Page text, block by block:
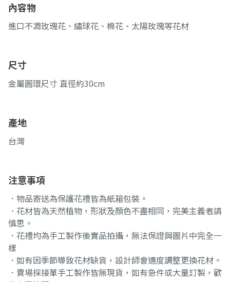
內容物
進口不凋玫瑰花、繡球花、棉花、太陽玫瑰等花材
尺寸
金屬圓環尺寸 直徑約30cm
產地
台灣
注意事項
．物品寄送為保護花禮皆為紙箱包裝。
．花材皆為天然植物，形狀及顏色不盡相同，完美主義者請
慎思。
．花禮均為手工製作後實品拍攝，無法保證與圖片中完全一
樣
．如有因季節導致花材缺貨，設計師會適度調整更換花材。
．賣場採接單手工製作皆無現貨，如有急件或大量訂製，歡